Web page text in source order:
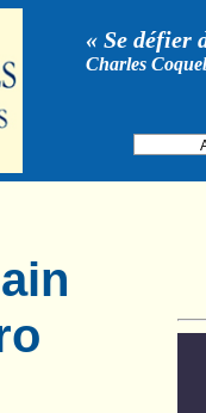
« Se défier
Charles